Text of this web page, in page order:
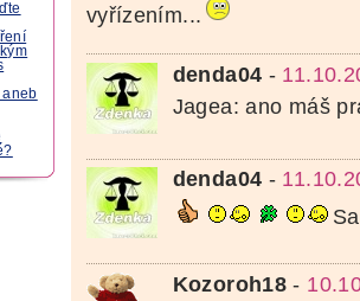
vyřízením...
denda04 -
Jagea: ano máš
denda04 -
Kozoroh18 -